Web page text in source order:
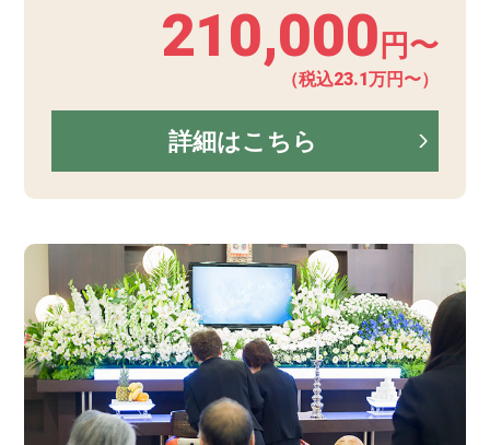
210,000 円〜
（税込23.1万円〜）
詳細はこちら